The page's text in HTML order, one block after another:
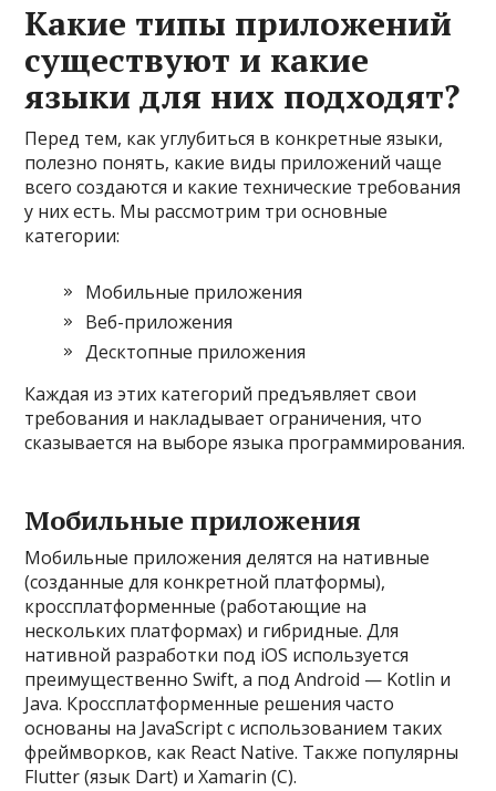
Какие типы приложений
существуют и какие
языки для них подходят?
Перед тем, как углубиться в конкретные языки,
полезно понять, какие виды приложений чаще
всего создаются и какие технические требования
у них есть. Мы рассмотрим три основные
категории:
Мобильные приложения
Веб-приложения
Десктопные приложения
Каждая из этих категорий предъявляет свои
требования и накладывает ограничения, что
сказывается на выборе языка программирования.
Мобильные приложения
Мобильные приложения делятся на нативные
(созданные для конкретной платформы),
кроссплатформенные (работающие на
нескольких платформах) и гибридные. Для
нативной разработки под iOS используется
преимущественно Swift, а под Android — Kotlin и
Java. Кроссплатформенные решения часто
основаны на JavaScript с использованием таких
фреймворков, как React Native. Также популярны
Flutter (язык Dart) и Xamarin (C).